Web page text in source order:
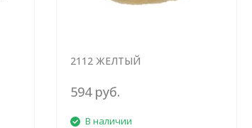
2112 ЖЕЛТЫЙ
594 руб.
В наличии